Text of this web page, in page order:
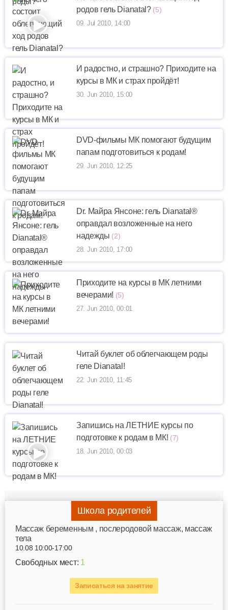
родов гель Dianatal? (5)
09. Jul 2010, 14:00
И радостно, и страшно? Приходите на
курсы в МК и страх пройдёт!
30. Jun 2010, 15:00
DVD-фильмы МК помогают будущим
папам подготовиться к родам!
29. Jun 2010, 12:25
Dr. Майра Янсоне: гель Dianatal®
оправдал возложенные на него
надежды (2)
28. Jun 2010, 17:00
Приходите на курсы в МК летними
вечерами! (5)
27. Jun 2010, 00:01
Читай буклет об облегчающем роды
геле Dianatal!
22. Jun 2010, 11:45
Запишись на ЛЕТНИЕ курсы по
подготовке к родам в МК! (7)
18. Jun 2010, 00:03
Школа родителей
Mассаж беременным , послеродовой массаж, массаж
тела
10.08 10:00-17:00
Свободных мест: 1
Записаться на занятие